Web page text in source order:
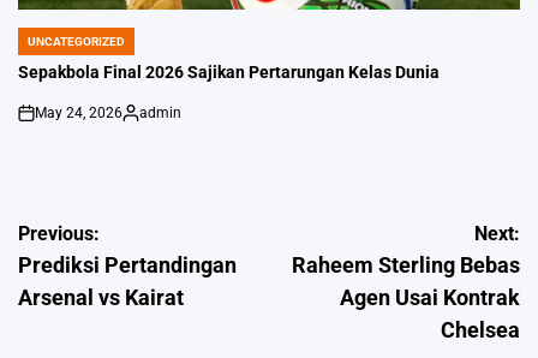
POSTED
IN
UNCATEGORIZED
Sepakbola Final 2026 Sajikan Pertarungan Kelas Dunia
on
May 24, 2026
Posted
admin
Post
navigation
Previous:
Prediksi Pertandingan
Arsenal vs Kairat
Next:
Raheem Sterling Bebas
Agen Usai Kontrak
Chelsea